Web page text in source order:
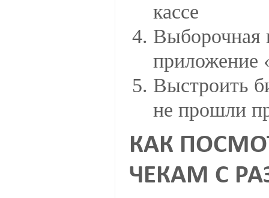
кассе
Выборочная
приложение
Выстроить
не прошли
КАК
ЧЕКАМ С